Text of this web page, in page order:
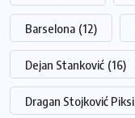
Barselona (12)
Dejan Stanković (16)
Dragan Stojković Piksi